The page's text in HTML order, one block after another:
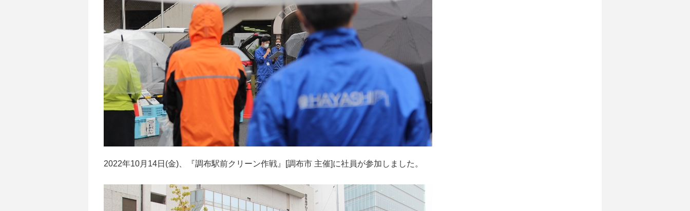
2022年10月14日(金)、『調布駅前クリーン作戦』[調布市 主催]に社員が参加しました。